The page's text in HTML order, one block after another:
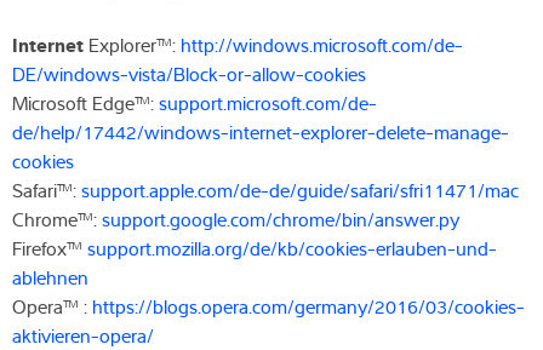
Internet Explorer™: http://windows.microsoft.com/de-
DE/windows-vista/Block-or-allow-cookies
Microsoft Edge™:support.microsoft.com/de-
de/help/17442/windows-internet-explorer-delete-manage-
cookies
Safari™:support.apple.com/de-de/guide/safari/sfri11471/mac
Chrome™:support.google.com/chrome/bin/answer.py
Firefox™ support.mozilla.org/de/kb/cookies-erlauben-und-
ablehnen
Opera™ : https://blogs.opera.com/germany/2016/03/cookies-
aktivieren-opera/